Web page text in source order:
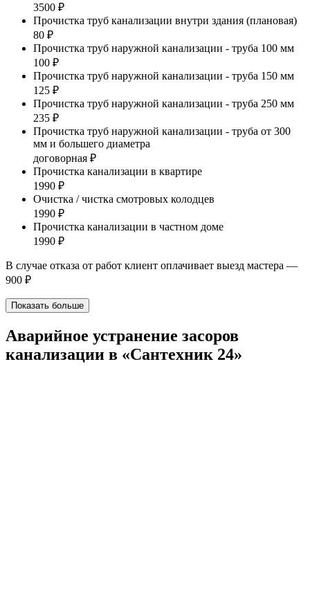
3500 ₽
Прочистка труб канализации внутри здания (плановая)
80 ₽
Прочистка труб наружной канализации - труба 100 мм
100 ₽
Прочистка труб наружной канализации - труба 150 мм
125 ₽
Прочистка труб наружной канализации - труба 250 мм
235 ₽
Прочистка труб наружной канализации - труба от 300
мм и большего диаметра
договорная ₽
Прочистка канализации в квартире
1990 ₽
Очистка / чистка смотровых колодцев
1990 ₽
Прочистка канализации в частном доме
1990 ₽
В случае отказа от работ клиент оплачивает выезд мастера —
900 ₽
Показать больше
Аварийное устранение засоров
канализации в «Сантехник 24»